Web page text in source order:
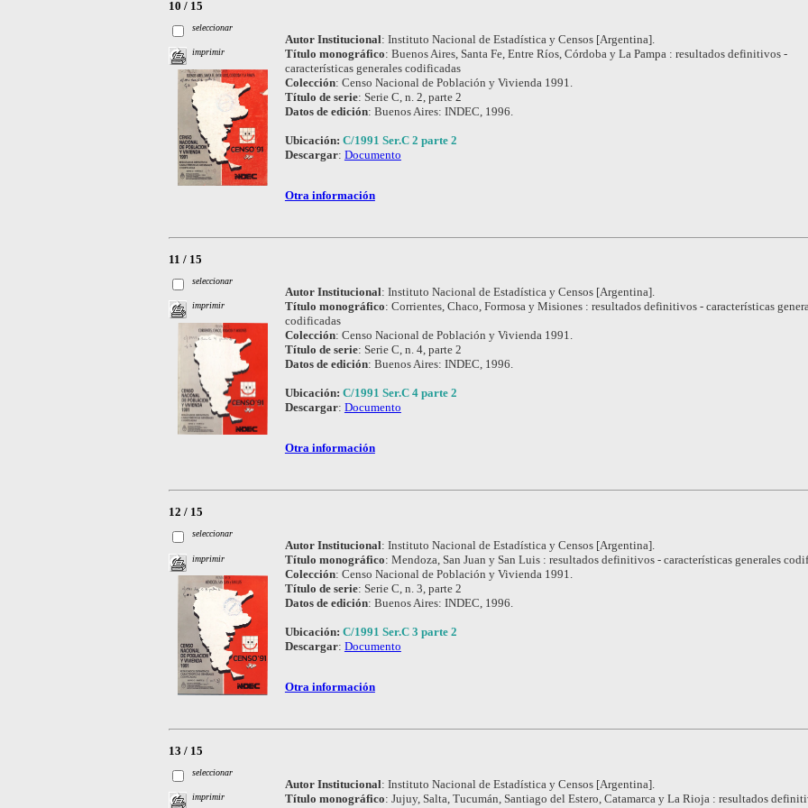
10 / 15
seleccionar
imprimir
Autor Institucional: Instituto Nacional de Estadística y Censos [Argentina].
Título monográfico: Buenos Aires, Santa Fe, Entre Ríos, Córdoba y La Pampa : resultados definitivos -
características generales codificadas
Colección: Censo Nacional de Población y Vivienda 1991.
Título de serie: Serie C, n. 2, parte 2
Datos de edición: Buenos Aires: INDEC, 1996.
Ubicación: C/1991 Ser.C 2 parte 2
Descargar: Documento
Otra información
11 / 15
seleccionar
imprimir
Autor Institucional: Instituto Nacional de Estadística y Censos [Argentina].
Título monográfico: Corrientes, Chaco, Formosa y Misiones : resultados definitivos - características
codificadas
Colección: Censo Nacional de Población y Vivienda 1991.
Título de serie: Serie C, n. 4, parte 2
Datos de edición: Buenos Aires: INDEC, 1996.
Ubicación: C/1991 Ser.C 4 parte 2
Descargar: Documento
Otra información
12 / 15
seleccionar
imprimir
Autor Institucional: Instituto Nacional de Estadística y Censos [Argentina].
Título monográfico: Mendoza, San Juan y San Luis : resultados definitivos - características generales
Colección: Censo Nacional de Población y Vivienda 1991.
Título de serie: Serie C, n. 3, parte 2
Datos de edición: Buenos Aires: INDEC, 1996.
Ubicación: C/1991 Ser.C 3 parte 2
Descargar: Documento
Otra información
13 / 15
seleccionar
imprimir
Autor Institucional: Instituto Nacional de Estadística y Censos [Argentina].
Título monográfico: Jujuy, Salta, Tucumán, Santiago del Estero, Catamarca y La Rioja : resultados